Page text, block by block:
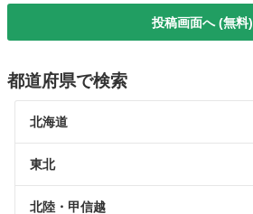
投稿画面へ (無料)
都道府県で検索
北海道
東北
北陸・甲信越